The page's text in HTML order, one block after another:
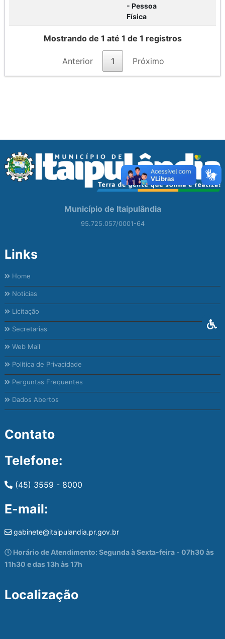
- Pessoa
Física
Mostrando de 1 até 1 de 1 registros
Anterior 1 Próximo
Município de Itaipulândia
95.725.057/0001-64
Links
Home
Notícias
Licitação
Secretarias
Web Mail
Política de Privacidade
Perguntas Frequentes
Dados Abertos
Contato
Telefone:
(45) 3559 - 8000
E-mail:
gabinete@itaipulandia.pr.gov.br
Horário de Atendimento: Segunda à Sexta-feira - 07h30 às
11h30 e das 13h às 17h
Localização